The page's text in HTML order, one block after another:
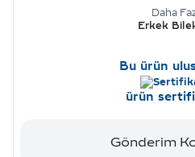
Daha
Erkek
Bu ürün
ürün
Gönderim